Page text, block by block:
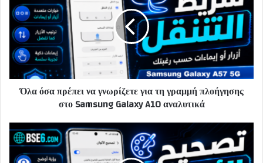
Όλα όσα πρέπει να γνωρίζετε για τη γραμμή πλοήγησης
στο Samsung Galaxy A10 αναλυτικά